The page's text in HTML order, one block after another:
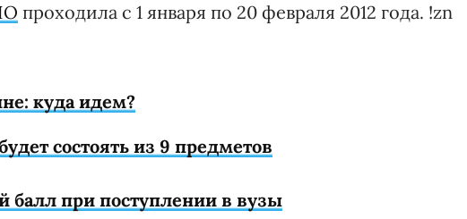
проходила с 1 января по 20 февраля 2012 года. !zn
куда идем?
состоять из 9 предметов
балл при поступлении в вузы